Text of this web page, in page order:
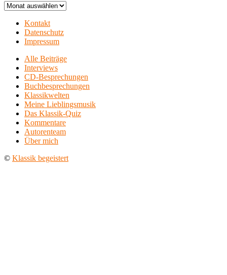
Archiv
Kontakt
Datenschutz
Impressum
Alle Beiträge
Interviews
CD-Besprechungen
Buchbesprechungen
Klassikwelten
Meine Lieblingsmusik
Das Klassik-Quiz
Kommentare
Autorenteam
Über mich
© Klassik begeistert